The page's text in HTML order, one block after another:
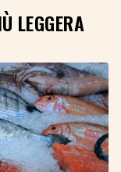
LEGGERA